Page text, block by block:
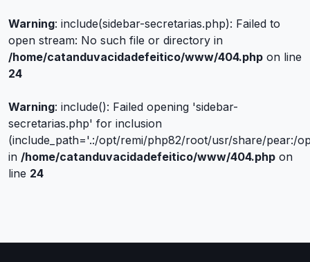
Warning: include(sidebar-secretarias.php): Failed to
open stream: No such file or directory in
/home/catanduvacidadefeitico/www/404.php on line
24
Warning: include(): Failed opening 'sidebar-
secretarias.php' for inclusion
(include_path='.:/opt/remi/php82/root/usr/share/pear:/
in /home/catanduvacidadefeitico/www/404.php on
line 24